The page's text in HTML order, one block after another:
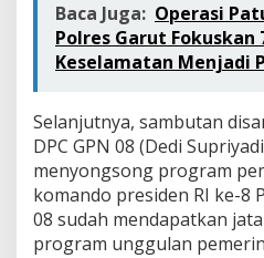
t
M
u
i
T
a
n
c
a
p
Baca Juga: Operasi
Polres Garut Fokuskan
Keselamatan Menjadi
Selanjutnya, sambutan
DPC GPN 08 (Dedi
menyongsong program
komando presiden RI ke-8
08 sudah mendapatkan
program unggulan